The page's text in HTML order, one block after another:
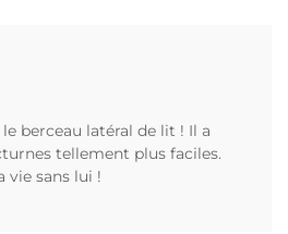
berceau latéral de lit ! Il a
tellement plus faciles.
vie sans lui !